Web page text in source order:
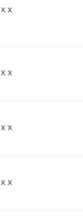
x x
x x
x x
x x